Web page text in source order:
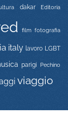
dakar Editoria
film fotografia
italy lavoro LGBT
parigi Pechino
viaggio